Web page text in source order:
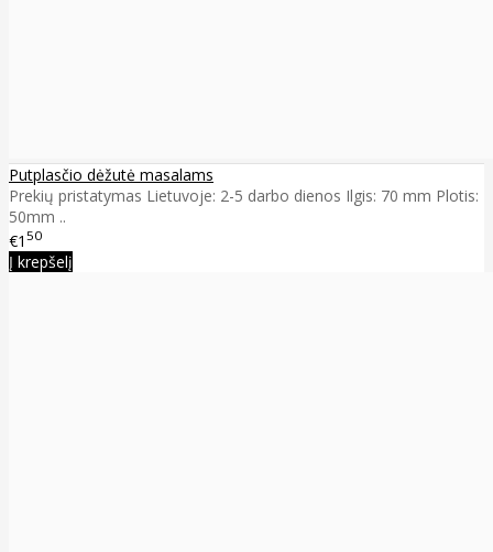
Putplasčio dėžutė masalams
Prekių pristatymas Lietuvoje: 2-5 darbo dienos Ilgis: 70 mm Plotis:
50mm ..
€1 50
Į krepšelį